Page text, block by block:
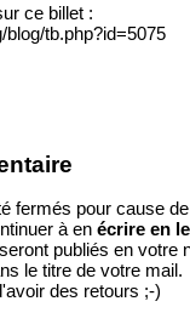
ce billet :
tb.php?id=5075
fermés pour cause
à en écrire en
publiés en votre
le titre de votre mail.
des retours ;-)